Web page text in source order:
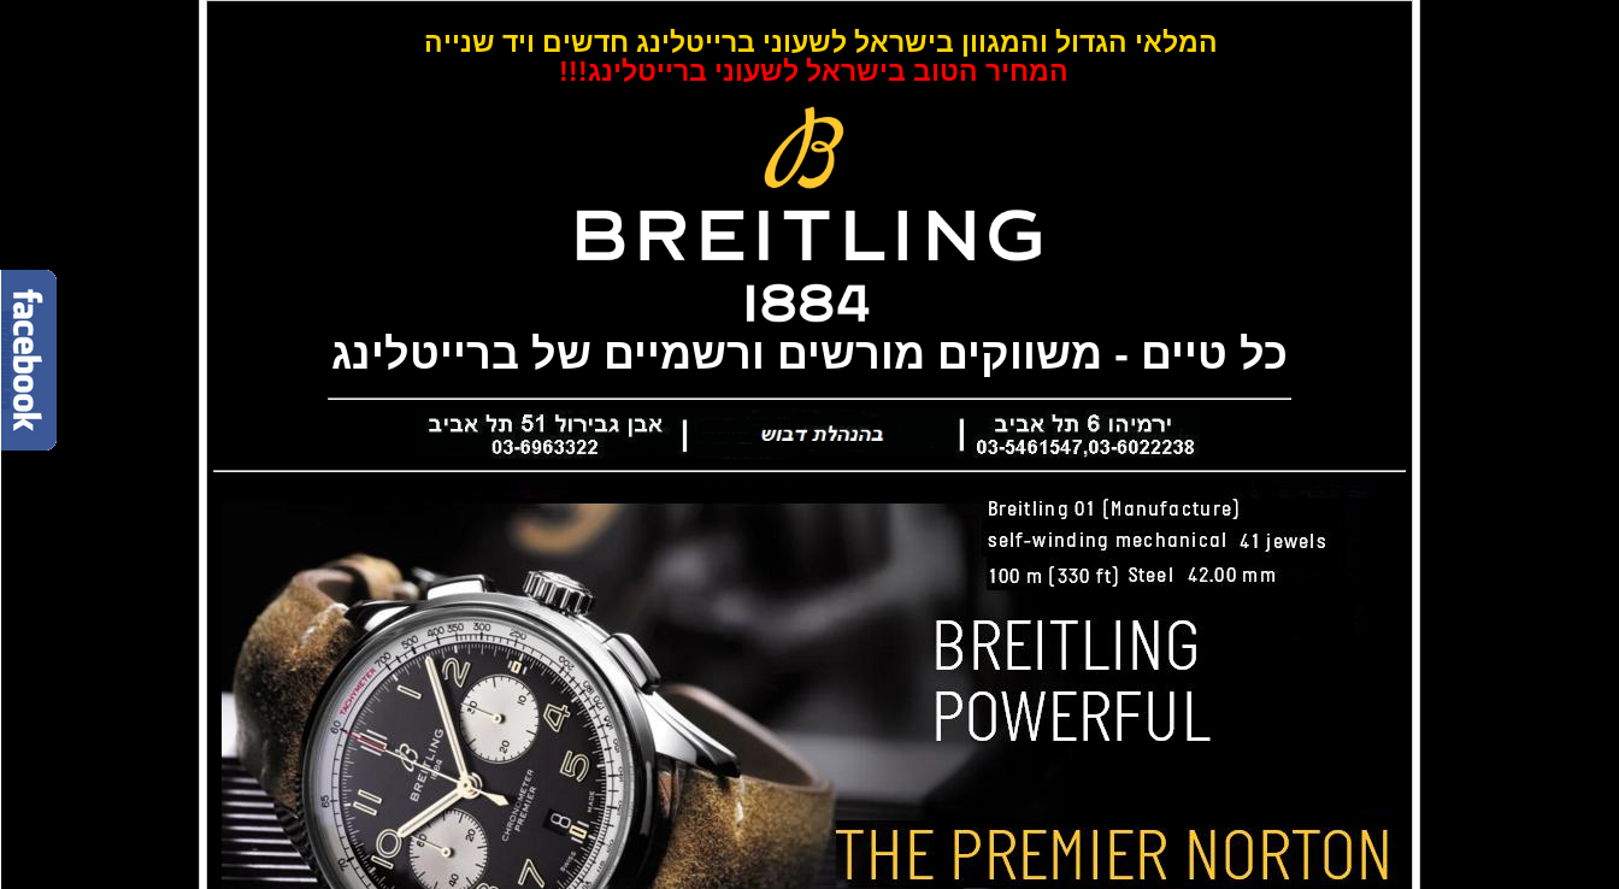
המלאי הגדול והמגוון בישראל לשעוני ברייטלינג חדשים ויד שנייה
המחיר הטוב בישראל לשעוני ברייטלינג!!!
כל טיים - משווקים מורשים ורשמיים של ברייטלינג